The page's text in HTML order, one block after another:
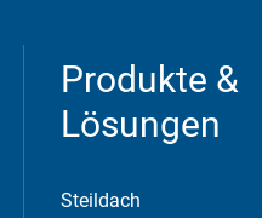
Produkte &
Lösungen
Steildach
anzeigen